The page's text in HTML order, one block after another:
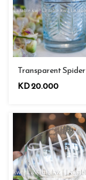
KD 20.000